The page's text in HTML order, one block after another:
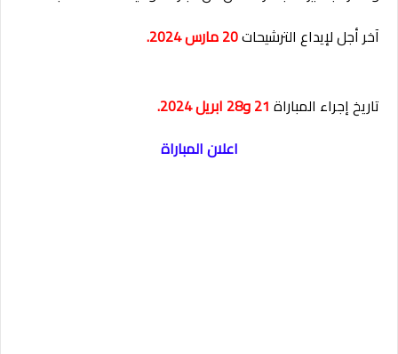
آخر أجل لإيداع الترشيحات20 مارس 2024.
تاريخ إجراء المباراة 21 و28 ابريل 2024.
اعلان المباراة